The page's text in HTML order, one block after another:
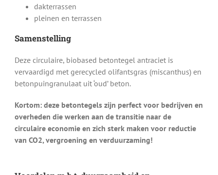
dakterrassen
pleinen en terrassen
Samenstelling
Deze circulaire, biobased betontegel antraciet is
vervaardigd met gerecycled olifantsgras (miscanthus) en
betonpuingranulaat uit ‘oud’ beton.
Kortom: deze betontegels zijn perfect voor bedrijven en
overheden die werken aan de transitie naar de
circulaire economie en zich sterk maken voor reductie
van CO2, vergroening en verduurzaming!